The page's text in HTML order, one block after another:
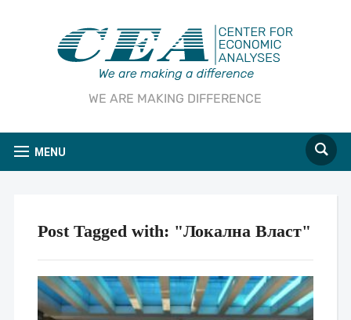
WE ARE MAKING DIFFERENCE
MENU
Post Tagged with: "Локална Власт"